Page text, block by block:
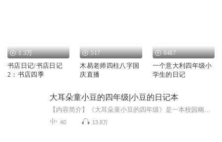
1.3万
书店日记/书店日记
2：书店四季
517
木易老师四柱八字国
庆直播
8487
一个意大利四年级小
学生的日记
大耳朵童小豆的四年级|小豆的日记本
40 13.8万